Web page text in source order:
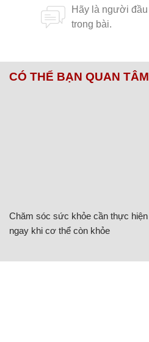
CÓ THỂ BẠN QUAN TÂM
Chăm sóc sức khỏe cần thực hiện
ngay khi cơ thể còn khỏe